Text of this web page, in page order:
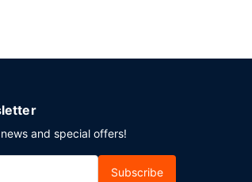
and special offers!
Subscribe